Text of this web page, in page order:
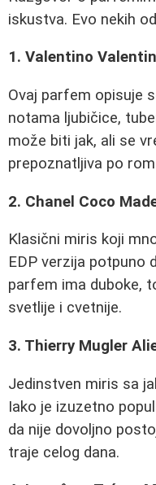
iskustva. Evo nekih
1. Valentino
Ovaj parfem opisuje
notama ljubičice,
može biti jak, ali se
prepoznatljiva po
2. Chanel Coco
Klasični miris koji
EDP verzija potpuno
parfem ima duboke,
svetlije i cvetnije.
3. Thierry Mugler
Jedinstven miris sa
Iako je izuzetno
da nije dovoljno
traje celog dana.